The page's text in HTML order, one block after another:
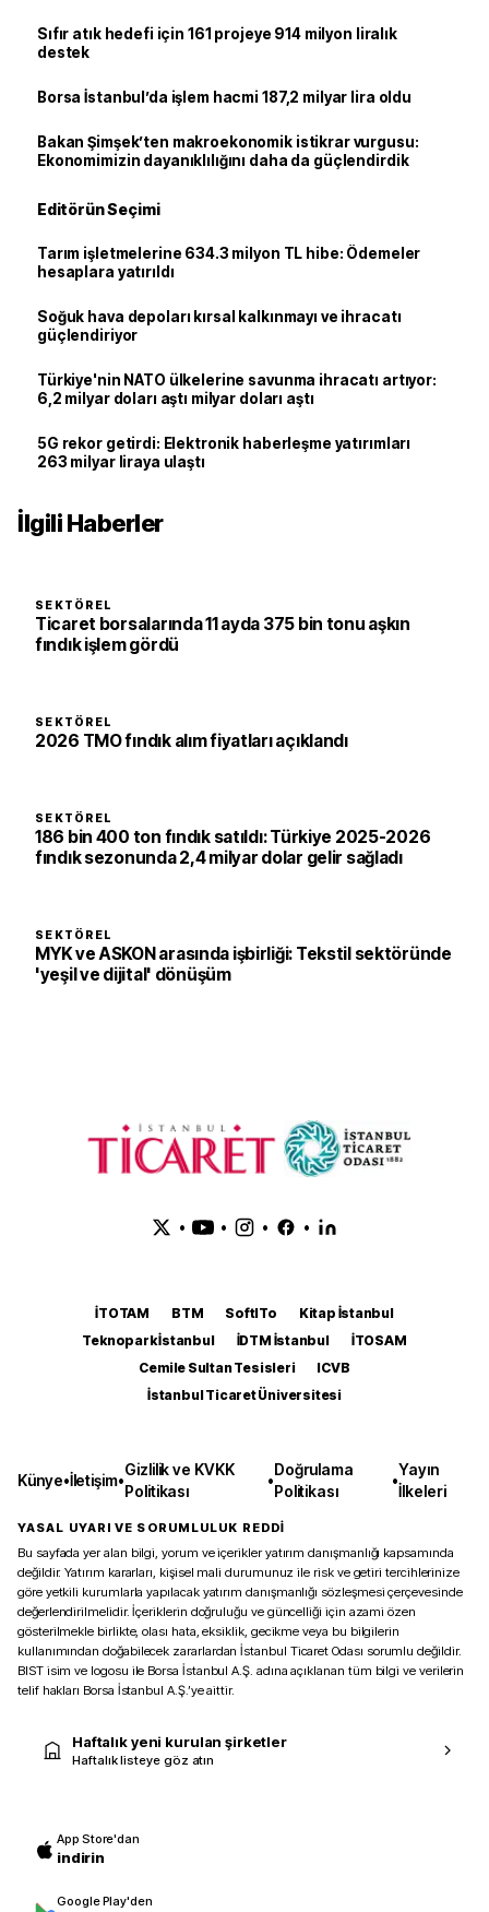
Sıfır atık hedefi için 161 projeye 914 milyon liralık
destek
Borsa İstanbul’da işlem hacmi 187,2 milyar lira oldu
Bakan Şimşek’ten makroekonomik istikrar vurgusu:
Ekonomimizin dayanıklılığını daha da güçlendirdik
Editörün Seçimi
Tarım işletmelerine 634.3 milyon TL hibe: Ödemeler
hesaplara yatırıldı
Soğuk hava depoları kırsal kalkınmayı ve ihracatı
güçlendiriyor
Türkiye'nin NATO ülkelerine savunma ihracatı artıyor:
6,2 milyar doları aştı milyar doları aştı
5G rekor getirdi: Elektronik haberleşme yatırımları
263 milyar liraya ulaştı
İlgili Haberler
SEKTÖREL
Ticaret borsalarında 11 ayda 375 bin tonu aşkın
fındık işlem gördü
SEKTÖREL
2026 TMO fındık alım fiyatları açıklandı
SEKTÖREL
186 bin 400 ton fındık satıldı: Türkiye 2025-2026
fındık sezonunda 2,4 milyar dolar gelir sağladı
SEKTÖREL
MYK ve ASKON arasında işbirliği: Tekstil sektöründe
'yeşil ve dijital' dönüşüm
• • • •
İTOTAM BTM SoftITo
Kitap İstanbul
Teknopark İstanbul
İDTM İstanbul
İTOSAM
Cemile Sultan Tesisleri
ICVB
İstanbul Ticaret Üniversitesi
Künye•İletişim•
Gizlilik ve KVKK
Politikası
•
Doğrulama
Politikası
•
Yayın
İlkeleri
YASAL UYARI VE SORUMLULUK REDDİ
Bu sayfada yer alan bilgi, yorum ve içerikler yatırım danışmanlığı kapsamında
değildir. Yatırım kararları, kişisel mali durumunuz ile risk ve getiri tercihlerinize
göre yetkili kurumlarla yapılacak yatırım danışmanlığı sözleşmesi çerçevesinde
değerlendirilmelidir. İçeriklerin doğruluğu ve güncelliği için azami özen
gösterilmekle birlikte, olası hata, eksiklik, gecikme veya bu bilgilerin
kullanımından doğabilecek zararlardan İstanbul Ticaret Odası sorumlu değildir.
BIST isim ve logosu ile Borsa İstanbul A.Ş. adına açıklanan tüm bilgi ve verilerin
telif hakları Borsa İstanbul A.Ş.’ye aittir.
Haftalık yeni kurulan şirketler
Haftalık listeye göz atın
App Store'dan
indirin
Google Play'den